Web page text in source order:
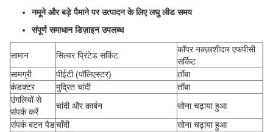
नमूने और बड़े पैमाने पर उत्पादन के लिए लघु लीड समय
संपूर्ण समाधान डिज़ाइन उपलब्ध
सामान सिल्वर प्रिंटेड सर्किट
कॉपर नक़्क़ाशीदार एफपीसी
सर्किट
सामग्री
पीईटी (पॉलिएस्टर)
ताँबा
कंडक्टर
मुद्रित चांदी
ताँबा
उंगलियों से
संपर्क करें
चांदी और कार्बन
सोना चढ़ाया हुआ
संपर्क बटन पैडचाँदी
सोना चढ़ाया हुआ